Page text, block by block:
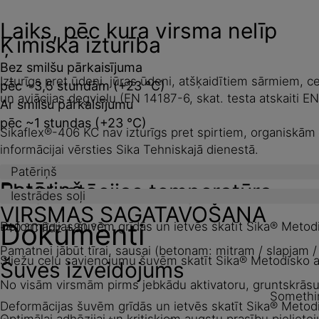
Ķīmiskā izturība
Izturīgs pret ūdeni, jūras ūdeni, atšķaidītiem sārmiem,
un aviācijas degvielu (EN 14187-6, skat. testa atskaiti
Sikaflex®-406 KC nav izturīgs pret spirtiem,
informācijai vērsties Sika Tehniskajā dienestā.
Ekspluatācijas temperatūra
-40 °C līdz +80 °C
Šuves izveidojums
Deformācijas šuvēm grīdās un ietvēs skatīt Sika®
Laiks, pēc kura virsma nelīp
Bez smilšu pārkaisījuma
pēc ~3,5 stundām (+23 °C)
Ar smilšu pārkaisījumu
pēc ~1 stundas (+23 °C)
Patēriņš
Patēriņš
Deformācijas šuvēm grīdās un ietvēs skatīt Sika®
Sliežu ceļu savienojumu šuvēm skatīt Sika® Metodisko
Iestrādes soļi
VIRSMAS SAGATAVOŠANA
Pamatnei jābūt tīrai, sausai (betonam: mitram / slapjam
No visām virsmām pirms jebkādu aktivatoru,
Dokumenti